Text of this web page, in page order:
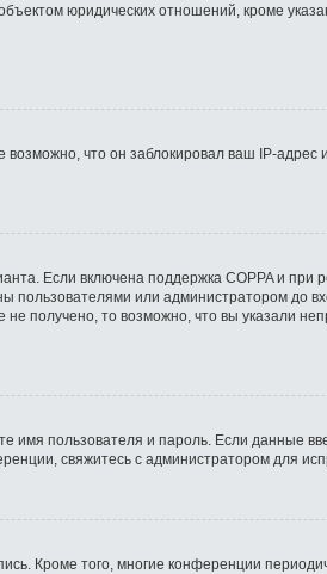
юридических отношений, кроме
что он заблокировал ваш IP-
Если включена поддержка COPPA и при
или администратором до
получено, то возможно, что вы указали
имя пользователя и пароль. Если данные
свяжитесь с администратором для
Кроме того, многие конференции